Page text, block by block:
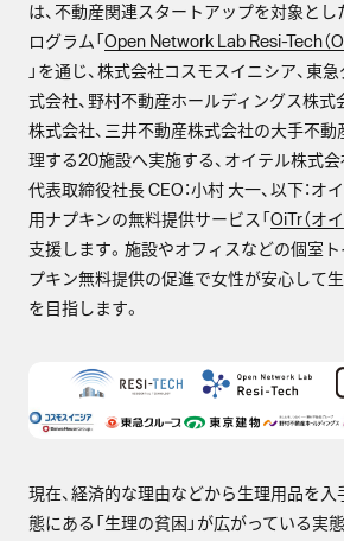
は、不動産関連スタートアップを対象と
ログラム「Open Network Lab Resi-Tech（
」を通じ、株式会社コスモスイニシア、東
式会社、野村不動産ホールディングス株式
株式会社、三井不動産株式会社の大手不動
理する20施設へ実施する、オイテル株式会
代表取締役社長 CEO：小村 大一、以下：オ
用ナプキンの無料提供サービス「OiTr（オイ
支援します。施設やオフィスなどの個室
プキン無料提供の促進で女性が安心して
を目指します。
現在、経済的な理由などから生理用品を
態にある「生理の貧困」が広がっている実